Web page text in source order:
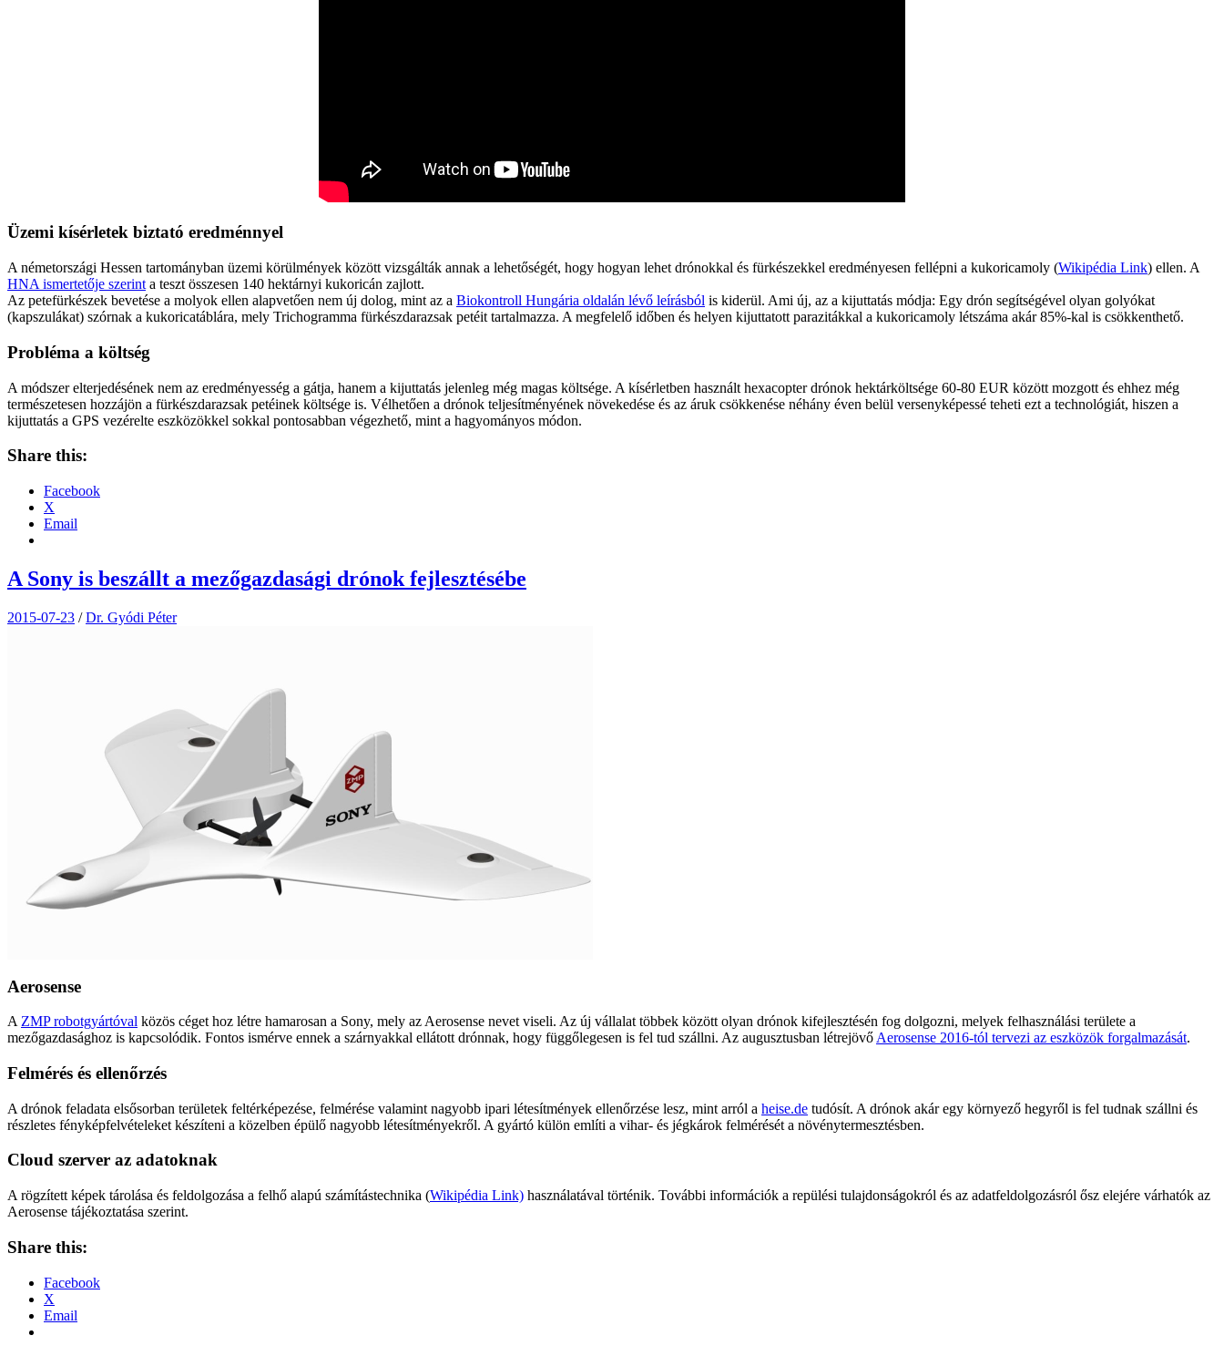
Üzemi kísérletek biztató eredménnyel
A németországi Hessen tartományban üzemi körülmények között vizsgálták annak a lehetőségét, hogy hogyan lehet drónokkal és fürkészekkel eredményesen fellépni a kukoricamoly (Wikipédia Link) ellen. A
HNA ismertetője szerint a teszt összesen 140 hektárnyi kukoricán zajlott.
Az petefürkészek bevetése a molyok ellen alapvetően nem új dolog, mint az a Biokontroll Hungária oldalán lévő leírásból is kiderül. Ami új, az a kijuttatás módja: Egy drón segítségével olyan golyókat
(kapszulákat) szórnak a kukoricatáblára, mely Trichogramma fürkészdarazsak petéit tartalmazza. A megfelelő időben és helyen kijuttatott parazitákkal a kukoricamoly létszáma akár 85%-kal is csökkenthető.
Probléma a költség
A módszer elterjedésének nem az eredményesség a gátja, hanem a kijuttatás jelenleg még magas költsége. A kísérletben használt hexacopter drónok hektárköltsége 60-80 EUR között mozgott és ehhez még
természetesen hozzájön a fürkészdarazsak petéinek költsége is. Vélhetően a drónok teljesítményének növekedése és az áruk csökkenése néhány éven belül versenyképessé teheti ezt a technológiát, hiszen a
kijuttatás a GPS vezérelte eszközökkel sokkal pontosabban végezhető, mint a hagyományos módon.
Share this:
Facebook
X
Email
A Sony is beszállt a mezőgazdasági drónok fejlesztésébe
2015-07-23 /Dr. Gyódi Péter
Aerosense
A ZMP robotgyártóval közös céget hoz létre hamarosan a Sony, mely az Aerosense nevet viseli. Az új vállalat többek között olyan drónok kifejlesztésén fog dolgozni, melyek felhasználási területe a
mezőgazdasághoz is kapcsolódik. Fontos ismérve ennek a szárnyakkal ellátott drónnak, hogy függőlegesen is fel tud szállni. Az augusztusban létrejövő Aerosense 2016-tól tervezi az eszközök forgalmazását.
Felmérés és ellenőrzés
A drónok feladata elsősorban területek feltérképezése, felmérése valamint nagyobb ipari létesítmények ellenőrzése lesz, mint arról a heise.de tudósít. A drónok akár egy környező hegyről is fel tudnak szállni és
részletes fényképfelvételeket készíteni a közelben épülő nagyobb létesítményekről. A gyártó külön említi a vihar- és jégkárok felmérését a növénytermesztésben.
Cloud szerver az adatoknak
A rögzített képek tárolása és feldolgozása a felhő alapú számítástechnika (Wikipédia Link) használatával történik. További információk a repülési tulajdonságokról és az adatfeldolgozásról ősz elejére várhatók az
Aerosense tájékoztatása szerint.
Share this:
Facebook
X
Email